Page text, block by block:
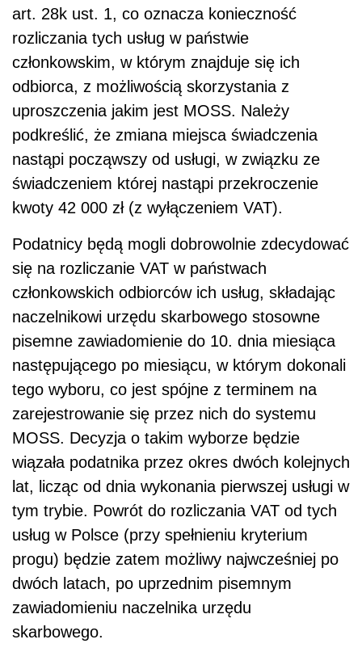
art. 28k ust. 1, co oznacza konieczność
rozliczania tych usług w państwie
członkowskim, w którym znajduje się ich
odbiorca, z możliwością skorzystania z
uproszczenia jakim jest MOSS. Należy
podkreślić, że zmiana miejsca świadczenia
nastąpi począwszy od usługi, w związku ze
świadczeniem której nastąpi przekroczenie
kwoty 42 000 zł (z wyłączeniem VAT).
Podatnicy będą mogli dobrowolnie zdecydować
się na rozliczanie VAT w państwach
członkowskich odbiorców ich usług, składając
naczelnikowi urzędu skarbowego stosowne
pisemne zawiadomienie do 10. dnia miesiąca
następującego po miesiącu, w którym dokonali
tego wyboru, co jest spójne z terminem na
zarejestrowanie się przez nich do systemu
MOSS. Decyzja o takim wyborze będzie
wiązała podatnika przez okres dwóch kolejnych
lat, licząc od dnia wykonania pierwszej usługi w
tym trybie. Powrót do rozliczania VAT od tych
usług w Polsce (przy spełnieniu kryterium
progu) będzie zatem możliwy najwcześniej po
dwóch latach, po uprzednim pisemnym
zawiadomieniu naczelnika urzędu
skarbowego.